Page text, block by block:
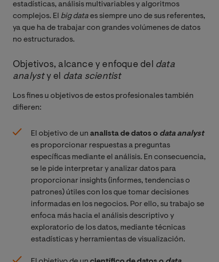
estadísticas, análisis multivariables y algoritmos
complejos. El big dataes siempre uno de sus referentes,
ya que ha de trabajar con grandes volúmenes de datos
no estructurados.
Objetivos, alcance y enfoque del
data
analysty el data scientist
Los fines u objetivos de estos profesionales también
difieren:
El objetivo de un analista de datos o data analyst
es proporcionar respuestas a preguntas
específicas mediante el análisis. En consecuencia,
se le pide interpretar y analizar datos para
proporcionar insights (informes, tendencias o
patrones) útiles con los que tomar decisiones
informadas en los negocios. Por ello, su trabajo se
enfoca más hacia el análisis descriptivo y
exploratorio de los datos, mediante técnicas
estadísticas y herramientas de visualización.